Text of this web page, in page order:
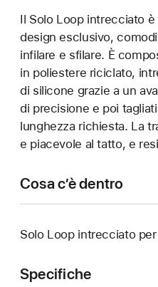
Il Solo Loop intrecciato
design esclusivo,
infilare e sfilare. È
in poliestere riciclato,
di silicone grazie a un
di precisione e poi
lunghezza richiesta. La
e piacevole al tatto, e
Cosa c’è dentro
Solo Loop intrecciato
Specifiche